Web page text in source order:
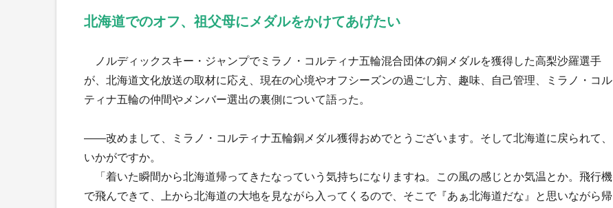
北海道でのオフ、祖父母にメダルをかけてあげたい
ノルディックスキー・ジャンプでミラノ・コルティナ五輪混合団体の銅メダルを獲得した高梨沙羅選手
が、北海道文化放送の取材に応え、現在の心境やオフシーズンの過ごし方、趣味、自己管理、ミラノ・コル
ティナ五輪の仲間やメンバー選出の裏側について語った。
――改めまして、ミラノ・コルティナ五輪銅メダル獲得おめでとうございます。そして北海道に戻られて、
いかがですか。
「着いた瞬間から北海道帰ってきたなっていう気持ちになりますね。この風の感じとか気温とか。飛行機
で飛んできて、上から北海道の大地を見ながら入ってくるので、そこで『あぁ北海道だな』と思いながら帰